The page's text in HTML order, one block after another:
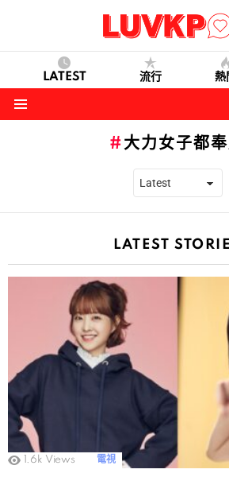
LATEST 流行 熱
大力女子都
LATEST
1.6k Views 電視